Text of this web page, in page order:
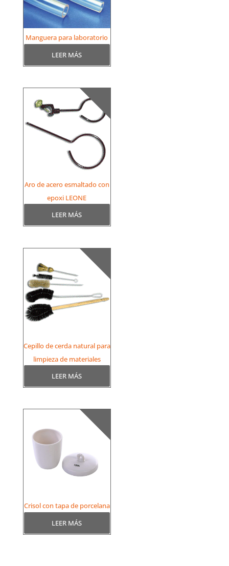
Manguera para laboratorio
LEER MÁS
Aro de acero esmaltado con
epoxi LEONE
LEER MÁS
Cepillo de cerda natural para
limpieza de materiales
LEER MÁS
Crisol con tapa de porcelana
LEER MÁS